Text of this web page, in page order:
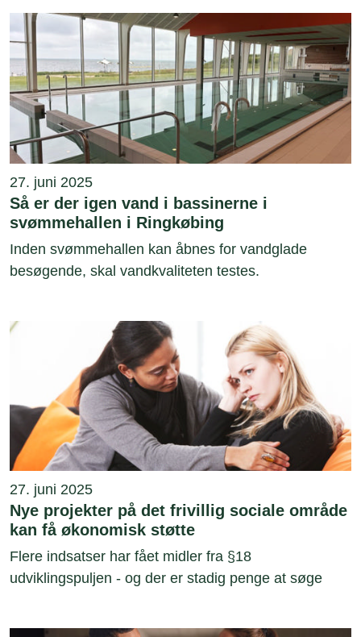
27. juni 2025
Så er der igen vand i bassinerne i
svømmehallen i Ringkøbing
Inden svømmehallen kan åbnes for vandglade
besøgende, skal vandkvaliteten testes.
27. juni 2025
Nye projekter på det frivillig sociale område
kan få økonomisk støtte
Flere indsatser har fået midler fra §18
udviklingspuljen - og der er stadig penge at søge